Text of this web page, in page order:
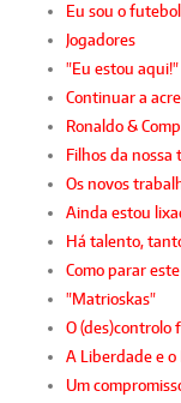
Eu sou o futebol
Jogadores
"Eu estou aqui!"
Continuar a
Ronaldo &
Filhos da nossa
Os novos
Ainda estou
Há talento,
Como parar
"Matrioskas"
O (des)controlo
A Liberdade e o
Um